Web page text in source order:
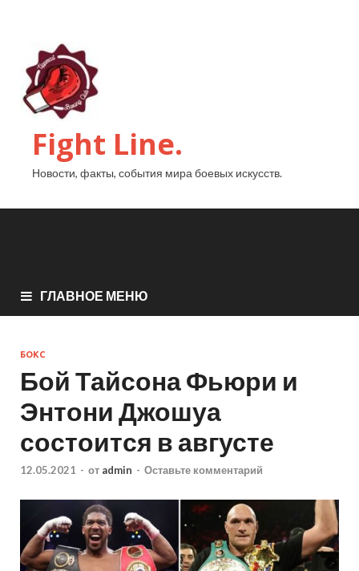
Fight Line.
Новости, факты, события мира боевых искусств.
ГЛАВНОЕ МЕНЮ
БОКС
Бой Тайсона Фьюри и
Энтони Джошуа
состоится в августе
12.05.2021 - от admin - Оставьте комментарий